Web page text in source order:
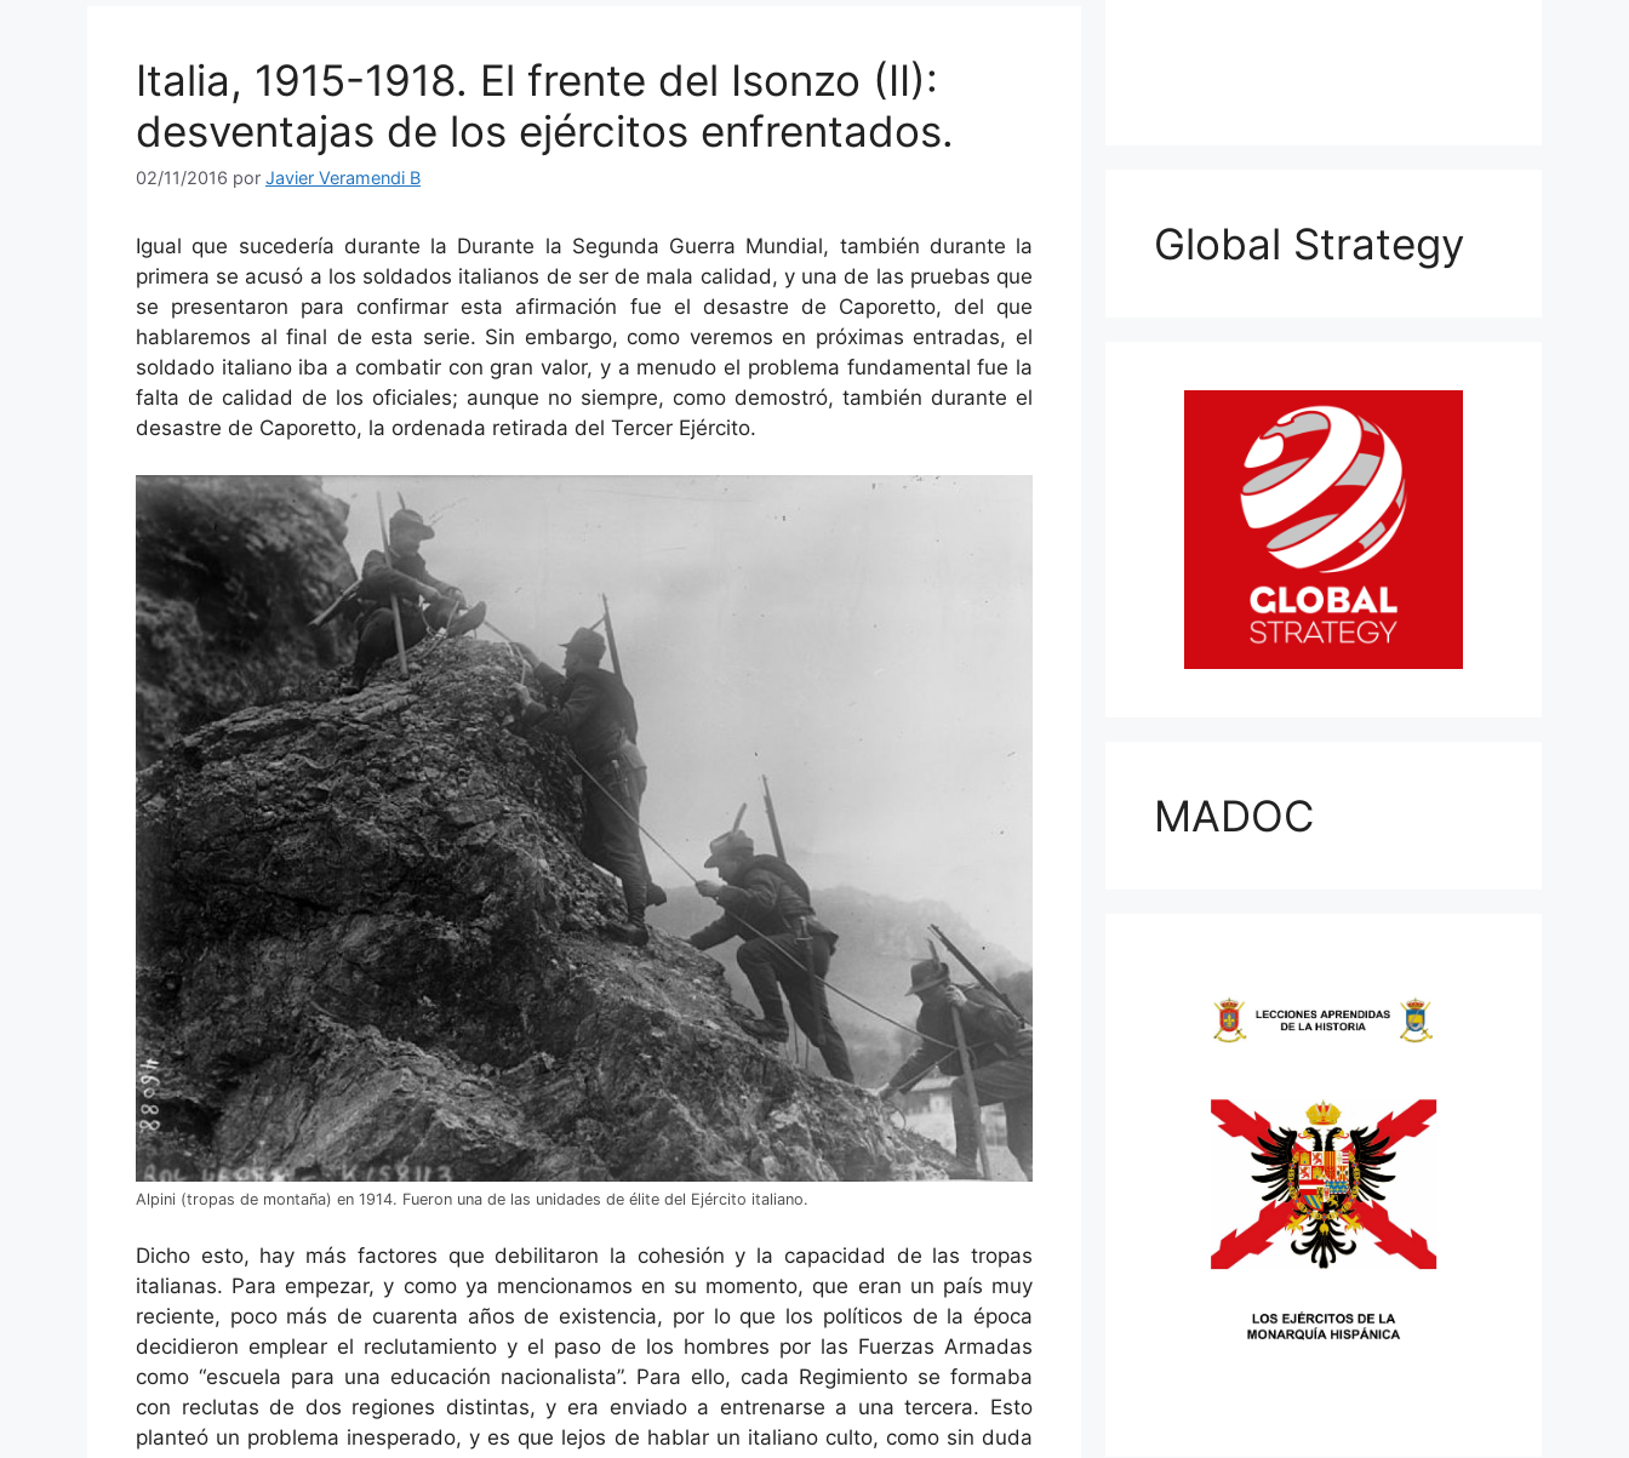
Italia, 1915-1918. El frente del Isonzo (II):
desventajas de los ejércitos enfrentados.
02/11/2016 por Javier Veramendi B
Igual que sucedería durante la Durante la Segunda Guerra Mundial, también durante la
primera se acusó a los soldados italianos de ser de mala calidad, y una de las pruebas que
se presentaron para confirmar esta afirmación fue el desastre de Caporetto, del que
hablaremos al final de esta serie. Sin embargo, como veremos en próximas entradas, el
soldado italiano iba a combatir con gran valor, y a menudo el problema fundamental fue la
falta de calidad de los oficiales; aunque no siempre, como demostró, también durante el
desastre de Caporetto, la ordenada retirada del Tercer Ejército.
Alpini (tropas de montaña) en 1914. Fueron una de las unidades de élite del Ejército italiano.
Dicho esto, hay más factores que debilitaron la cohesión y la capacidad de las tropas
italianas. Para empezar, y como ya mencionamos en su momento, que eran un país muy
reciente, poco más de cuarenta años de existencia, por lo que los políticos de la época
decidieron emplear el reclutamiento y el paso de los hombres por las Fuerzas Armadas
como “escuela para una educación nacionalista”. Para ello, cada Regimiento se formaba
con reclutas de dos regiones distintas, y era enviado a entrenarse a una tercera. Esto
planteó un problema inesperado, y es que lejos de hablar un italiano culto, como sin duda
Global Strategy
MADOC